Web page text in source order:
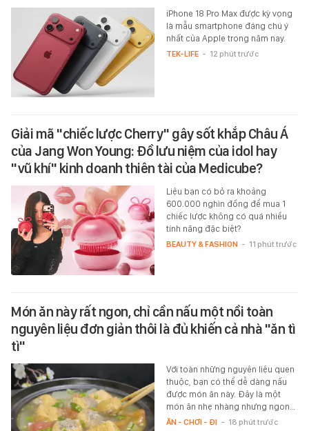
iPhone 18 Pro Max được kỳ vọng
là mẫu smartphone đáng chú ý
nhất của Apple trong năm nay.
TEK-LIFE - 12 phút trước
Giải mã "chiếc lược Cherry" gây sốt khắp Châu Á
của Jang Won Young: Đồ lưu niệm của idol hay
"vũ khí" kinh doanh thiên tài của Medicube?
Liệu bạn có bỏ ra khoảng
600.000 nghìn đồng để mua 1
chiếc lược không có quá nhiều
tính năng đặc biệt?
BEAUTY & FASHION - 11 phút trước
Món ăn này rất ngon, chỉ cần nấu một nồi toàn
nguyên liệu đơn giản thôi là đủ khiến cả nhà "ăn tì
tì"
Với toàn những nguyên liệu quen
thuộc, bạn có thể dễ dàng nấu
được món ăn này. Đây là một
món ăn nhẹ nhàng nhưng ngon…
ĂN - CHƠI - ĐI - 18 phút trước